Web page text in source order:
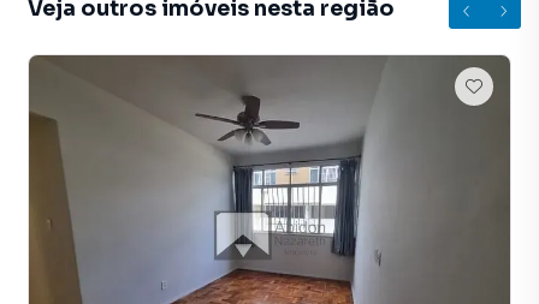
Veja outros imóveis nesta região